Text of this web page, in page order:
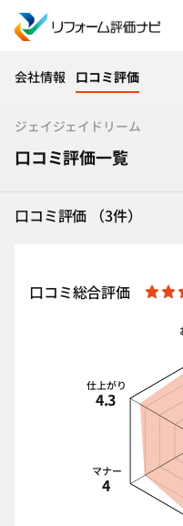
会社情報 口コミ評価
ジェイジェイドリーム
口コミ評価一覧
口コミ評価 （3件）
口コミ総合評価
マナー
4
仕上がり
4.3